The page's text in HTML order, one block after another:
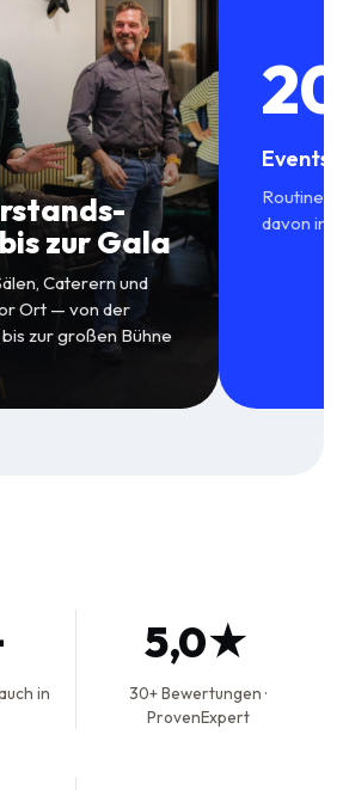
zur Gala
Caterern und
Ort — von der
zur großen Bühne
Events
Routine
davon in
in
5,0★
30+ Bewertungen ·
ProvenExpert